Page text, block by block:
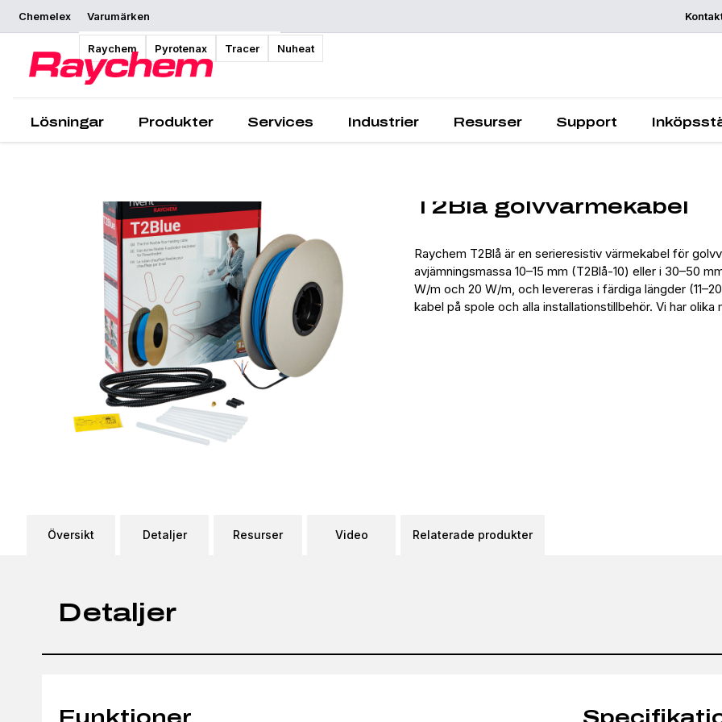
Chemelex Varumärken
Raychem Pyrotenax Tracer Nuheat
Lösningar Produkter Services Industrier Resurser Support
Begär offert
Översikt
T2Blå golvvärmekabel
Raychem T2Blå är en serieresistiv värmekabel för
avjämningsmassa 10–15 mm (T2Blå-10) eller i 30–50
W/m och 20 W/m, och levereras i färdiga längder
kabel på spole och alla installationstillbehör. Vi har
Översikt Detaljer Resurser Video Relaterade produkter
Detaljer
Funktioner